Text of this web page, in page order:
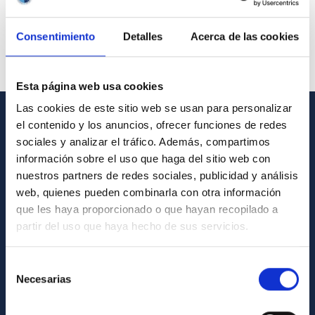
Consentimiento Detalles Acerca de las cookies
Esta página web usa cookies
Las cookies de este sitio web se usan para personalizar
el contenido y los anuncios, ofrecer funciones de redes
sociales y analizar el tráfico. Además, compartimos
información sobre el uso que haga del sitio web con
nuestros partners de redes sociales, publicidad y análisis
web, quienes pueden combinarla con otra información
que les haya proporcionado o que hayan recopilado a
partir del uso que haya hecho de sus servicios.
Necesarias
GENERAL INFORMATION
Contact
How to get to the IAC
List of personnel
Library